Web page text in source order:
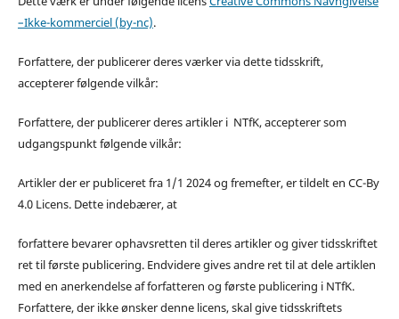
–Ikke-kommerciel (by-nc).
Forfattere, der publicerer deres værker via dette tidsskrift,
accepterer følgende vilkår:
Forfattere, der publicerer deres artikler i NTfK, accepterer som
udgangspunkt følgende vilkår:
Artikler der er publiceret fra 1/1 2024 og fremefter, er tildelt en CC-By
4.0 Licens. Dette indebærer, at
forfattere bevarer ophavsretten til deres artikler og giver tidsskriftet
ret til første publicering. Endvidere gives andre ret til at dele artiklen
med en anerkendelse af forfatteren og første publicering i NTfK.
Forfattere, der ikke ønsker denne licens, skal give tidsskriftets